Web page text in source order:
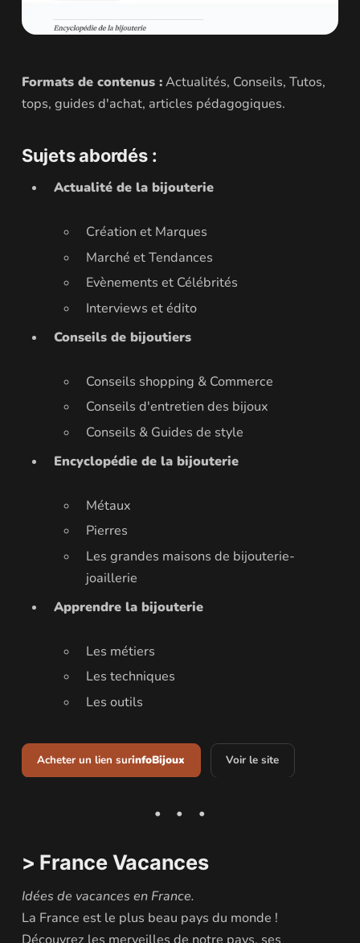
Formats de contenus :Actualités, Conseils, Tutos,
tops, guides d'achat, articles pédagogiques.
Sujets abordés :
Actualité de la bijouterie
Création et Marques
Marché et Tendances
Evènements et Célébrités
Interviews et édito
Conseils de bijoutiers
Conseils shopping & Commerce
Conseils d'entretien des bijoux
Conseils & Guides de style
Encyclopédie de la bijouterie
Métaux
Pierres
Les grandes maisons de bijouterie-
joaillerie
Apprendre la bijouterie
Les métiers
Les techniques
Les outils
Acheter un lien surinfoBijoux Voir le site
> France Vacances
Idées de vacances en France.
La France est le plus beau pays du monde !
Découvrez les merveilles de notre pays, ses